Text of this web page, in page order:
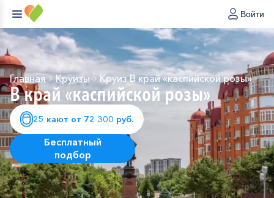
Войти
Главная Круизы Круиз В край «каспийской розы»
В край «каспийской розы»
25 кают от 72 300 руб.
Бесплатный
подбор